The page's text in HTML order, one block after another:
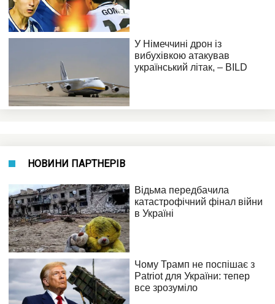
НОВИНИ ПАРТНЕРІВ